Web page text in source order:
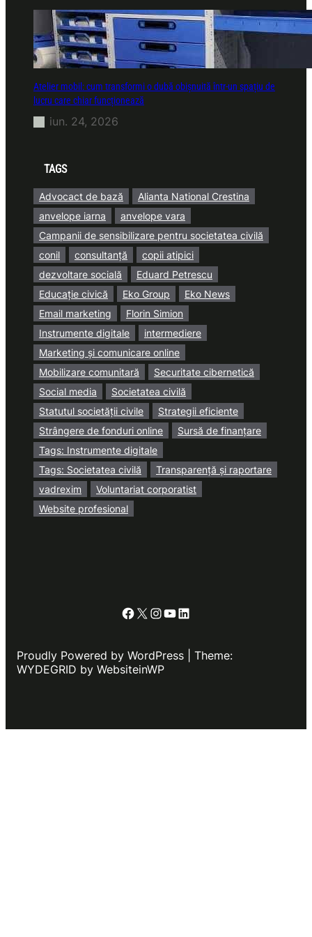
Atelier mobil: cum transformi o dubă obișnuită într-un spațiu de
lucru care chiar funcționează
iun. 24, 2026
TAGS
Advocact de bază
Alianta National Crestina
anvelope iarna
anvelope vara
Campanii de sensibilizare pentru societatea civilă
conil
consultanță
copii atipici
dezvoltare socială
Eduard Petrescu
Educație civică
Eko Group
Eko News
Email marketing
Florin Simion
Instrumente digitale
intermediere
Marketing și comunicare online
Mobilizare comunitară
Securitate cibernetică
Social media
Societatea civilă
Statutul societății civile
Strategii eficiente
Strângere de fonduri online
Sursă de finanțare
Tags: Instrumente digitale
Tags: Societatea civilă
Transparență și raportare
vadrexim
Voluntariat corporatist
Website profesional
Facebook
X Instagram
YouTube
LinkedIn
Proudly Powered by WordPress | Theme:
WYDEGRID by WebsiteinWP